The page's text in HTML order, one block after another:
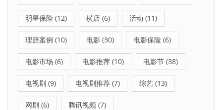
明星保险 (12) 横店 (6) 活动 (11)
理赔案例 (10) 电影 (30) 电影保险 (6)
电影市场 (6) 电影推荐 (10) 电影节 (38)
电视剧 (9) 电视剧推荐 (7) 综艺 (13)
网剧 (6) 腾讯视频 (7)